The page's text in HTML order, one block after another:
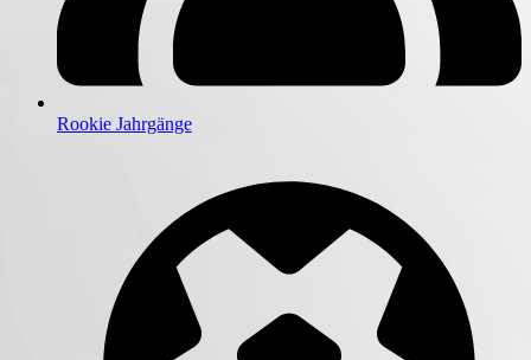
Rookie Jahrgänge